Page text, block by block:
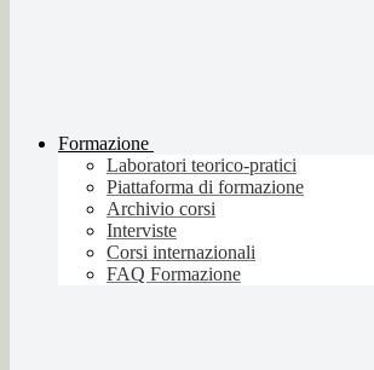
Formazione
Laboratori teorico-pratici
Piattaforma di formazione
Archivio corsi
Interviste
Corsi internazionali
FAQ Formazione